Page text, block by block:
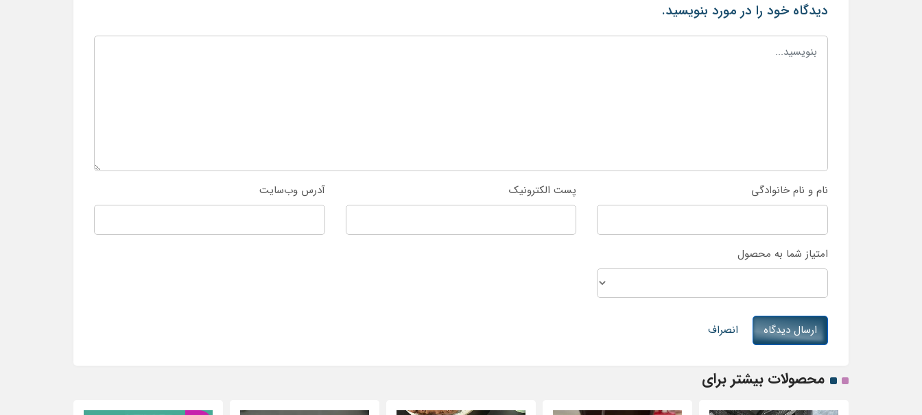
دیدگاه خود را در مورد بنویسید.
نام و نام خانوادگی پست الکترونیک آدرس وب‌سایت
امتیاز شما به محصول
ارسال دیدگاه انصراف
محصولات بیشتر برای